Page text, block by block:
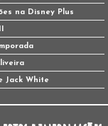
na Disney Plus
Jack White